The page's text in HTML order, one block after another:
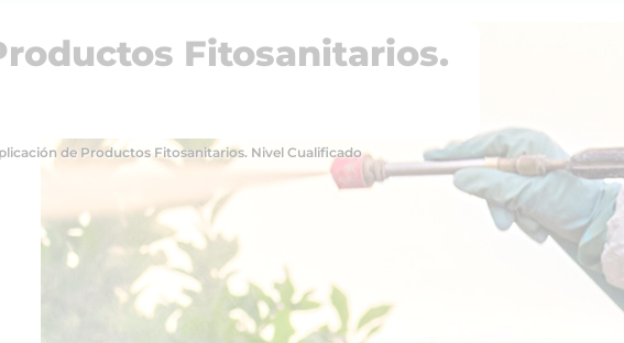
Fitosanitarios.
de Productos Fitosanitarios. Nivel Cualificado